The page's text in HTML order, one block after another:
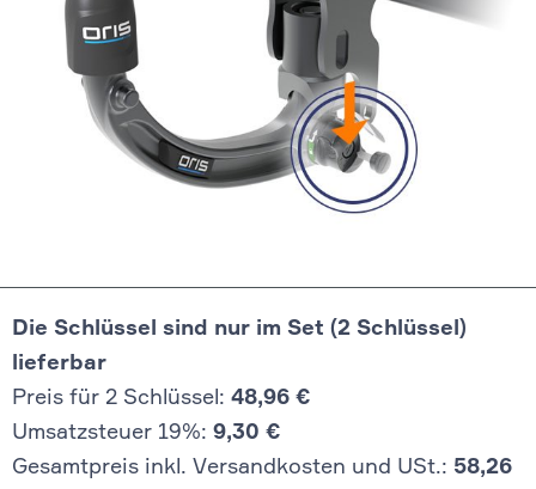
Die Schlüssel sind nur im Set (2 Schlüssel)
lieferbar
Preis für 2 Schlüssel: 48,96 €
Umsatzsteuer 19%: 9,30 €
Gesamtpreis inkl. Versandkosten und USt.: 58,26